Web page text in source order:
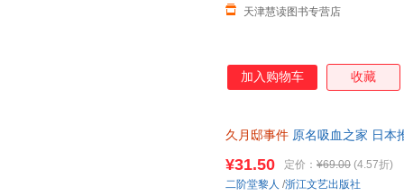
天津慧读图书专营店
加入购物车 收藏
久月邸事件 原名吸血之家 日本
持7天无理由退换货
¥31.50 定价： ¥69.00 (4.57折)
二阶堂黎人 /浙江文艺出版社